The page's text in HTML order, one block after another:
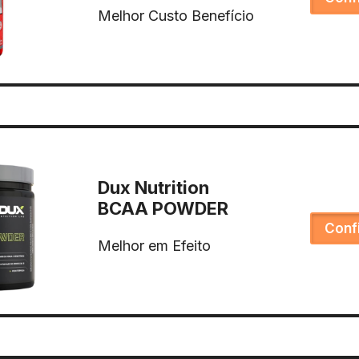
Melhor Custo Benefício
Dux Nutrition
BCAA POWDER
Melhor em Efeito